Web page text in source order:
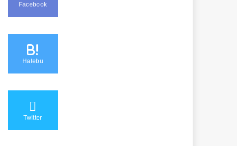
Facebook
B!
Hatebu
Twitter